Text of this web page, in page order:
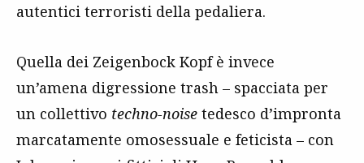
autentici terroristi della pedaliera.
Quella dei Zeigenbock Kopf è invece
un’amena digressione trash – spacciata per
un collettivo techno-noise tedesco d’impronta
marcatamente omosessuale e feticista – con